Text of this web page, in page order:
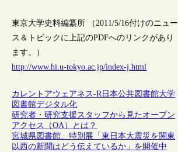
東京大学史料編纂所 （2011/5/16付けのニュー
ス＆トピックに上記のPDFへのリンクがあり
ます。）
http://www.hi.u-tokyo.ac.jp/index-j.html
カレントアウェアネス-R日本公共図書館大学
図書館デジタル化
研究者・研究支援スタッフから見たオープン
アクセス（OA）とは？
宮城県図書館、特別展「東日本大震災を関東
以西の新聞はどう伝えているか」を開催中